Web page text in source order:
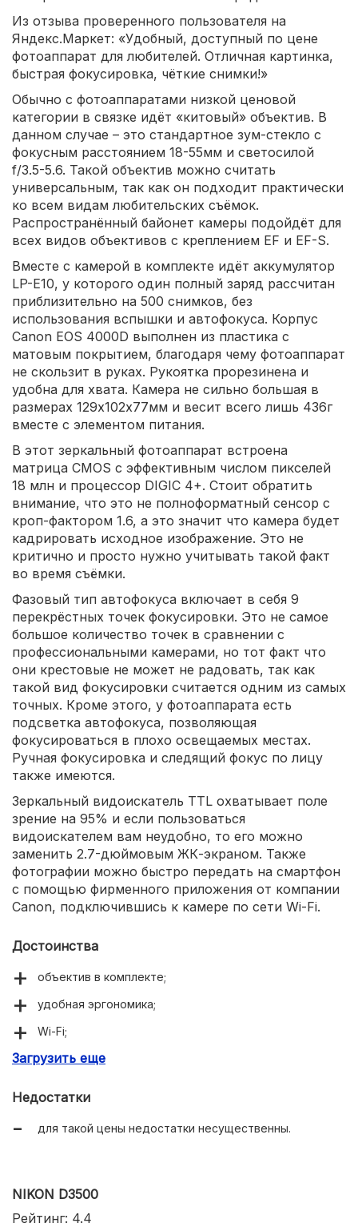
Из отзыва проверенного пользователя на
Яндекс.Маркет: «Удобный, доступный по цене
фотоаппарат для любителей. Отличная картинка,
быстрая фокусировка, чёткие снимки!»
Обычно с фотоаппаратами низкой ценовой
категории в связке идёт «китовый» объектив. В
данном случае – это стандартное зум-стекло с
фокусным расстоянием 18-55мм и светосилой
f/3.5-5.6. Такой объектив можно считать
универсальным, так как он подходит практически
ко всем видам любительских съёмок.
Распространённый байонет камеры подойдёт для
всех видов объективов с креплением EF и EF-S.
Вместе с камерой в комплекте идёт аккумулятор
LP-E10, у которого один полный заряд рассчитан
приблизительно на 500 снимков, без
использования вспышки и автофокуса. Корпус
Сanon EOS 4000D выполнен из пластика с
матовым покрытием, благодаря чему фотоаппарат
не скользит в руках. Рукоятка прорезинена и
удобна для хвата. Камера не сильно большая в
размерах 129х102х77мм и весит всего лишь 436г
вместе с элементом питания.
В этот зеркальный фотоаппарат встроена
матрица CMOS с эффективным числом пикселей
18 млн и процессор DIGIC 4+. Стоит обратить
внимание, что это не полноформатный сенсор с
кроп-фактором 1.6, а это значит что камера будет
кадрировать исходное изображение. Это не
критично и просто нужно учитывать такой факт
во время съёмки.
Фазовый тип автофокуса включает в себя 9
перекрёстных точек фокусировки. Это не самое
большое количество точек в сравнении с
профессиональными камерами, но тот факт что
они крестовые не может не радовать, так как
такой вид фокусировки считается одним из самых
точных. Кроме этого, у фотоаппарата есть
подсветка автофокуса, позволяющая
фокусироваться в плохо освещаемых местах.
Ручная фокусировка и следящий фокус по лицу
также имеются.
Зеркальный видоискатель TTL охватывает поле
зрение на 95% и если пользоваться
видоискателем вам неудобно, то его можно
заменить 2.7-дюймовым ЖК-экраном. Также
фотографии можно быстро передать на смартфон
с помощью фирменного приложения от компании
Сanon, подключившись к камере по сети Wi-Fi.
Достоинства
объектив в комплекте;
удобная эргономика;
Wi-Fi;
низкая цена;
Загрузить еще
Недостатки
для такой цены недостатки несущественны.
NIKON D3500
Рейтинг: 4.4